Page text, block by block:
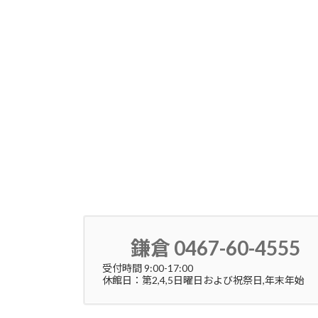
鎌倉 0467-60-4555
受付時間 9:00-17:00
休館日：第2,4,5日曜日および祝祭日,年末年始